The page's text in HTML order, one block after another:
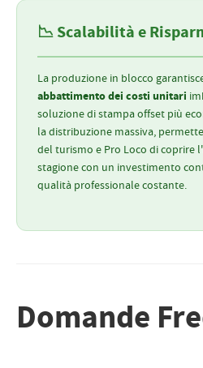
📉 Scalabilità e
La produzione in blocco
abbattimento dei costi unitari
soluzione di stampa offset più
la distribuzione massiva,
del turismo e Pro Loco di coprire
stagione con un investimento
qualità professionale costante.
Domande